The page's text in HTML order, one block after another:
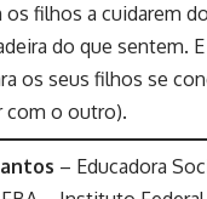
os filhos a cuidarem
do que sentem.
os seus filhos se
com o outro).
– Educadora